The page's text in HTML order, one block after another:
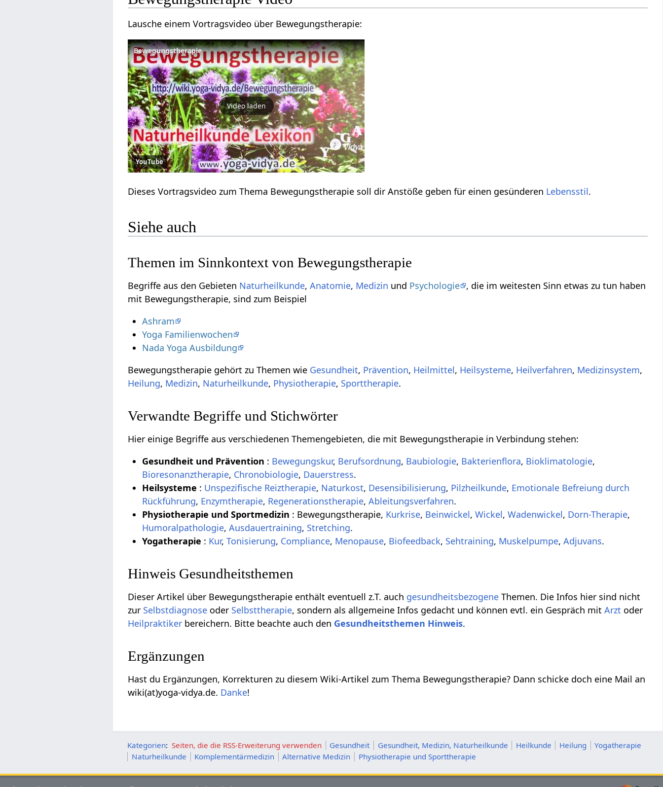
Lausche einem Vortragsvideo über Bewegungstherapie:
Bewegungstherapie
Video laden
YouTube
Dieses Vortragsvideo zum Thema Bewegungstherapie soll dir Anstöße geben für einen gesünderen Lebensstil.
Siehe auch
Themen im Sinnkontext von Bewegungstherapie
Begriffe aus den Gebieten Naturheilkunde,Anatomie, Medizin und Psychologie , die im weitesten Sinn etwas zu tun haben
mit Bewegungstherapie, sind zum Beispiel
Ashram
Yoga Familienwochen
Nada Yoga Ausbildung
Bewegungstherapie gehört zu Themen wie Gesundheit, Prävention, Heilmittel, Heilsysteme, Heilverfahren, Medizinsystem,
Heilung, Medizin, Naturheilkunde, Physiotherapie, Sporttherapie.
Verwandte Begriffe und Stichwörter
Hier einige Begriffe aus verschiedenen Themengebieten, die mit Bewegungstherapie in Verbindung stehen:
Gesundheit und Prävention : Bewegungskur, Berufsordnung, Baubiologie, Bakterienflora, Bioklimatologie,
Bioresonanztherapie, Chronobiologie, Dauerstress.
Heilsysteme : Unspezifische Reiztherapie, Naturkost, Desensibilisierung, Pilzheilkunde, Emotionale Befreiung durch
Rückführung, Enzymtherapie, Regenerationstherapie,Ableitungsverfahren.
Physiotherapie und Sportmedizin : Bewegungstherapie, Kurkrise, Beinwickel,Wickel,Wadenwickel, Dorn-Therapie,
Humoralpathologie,Ausdauertraining, Stretching.
Yogatherapie : Kur,Tonisierung, Compliance, Menopause, Biofeedback, Sehtraining, Muskelpumpe,Adjuvans.
Hinweis Gesundheitsthemen
Dieser Artikel über Bewegungstherapie enthält eventuell z.T. auch gesundheitsbezogene Themen. Die Infos hier sind nicht
zur Selbstdiagnose oder Selbsttherapie, sondern als allgemeine Infos gedacht und können evtl. ein Gespräch mitArzt oder
Heilpraktiker bereichern. Bitte beachte auch den Gesundheitsthemen Hinweis.
Ergänzungen
Hast du Ergänzungen, Korrekturen zu diesem Wiki-Artikel zum Thema Bewegungstherapie? Dann schicke doch eine Mail an
wiki(at)yoga-vidya.de. Danke!
Kategorien: Seiten, die die RSS-Erweiterung verwenden Gesundheit Gesundheit, Medizin, Naturheilkunde Heilkunde Heilung
Yogatherapie
Naturheilkunde
Komplementärmedizin Alternative Medizin Physiotherapie und Sporttherapie